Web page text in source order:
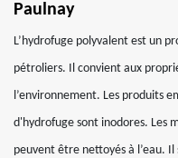
Paulnay
L’hydrofuge polyvalent est un
pétroliers. Il convient aux
l’environnement. Les produits
d'hydrofuge sont inodores. Les
peuvent être nettoyés à l’eau.